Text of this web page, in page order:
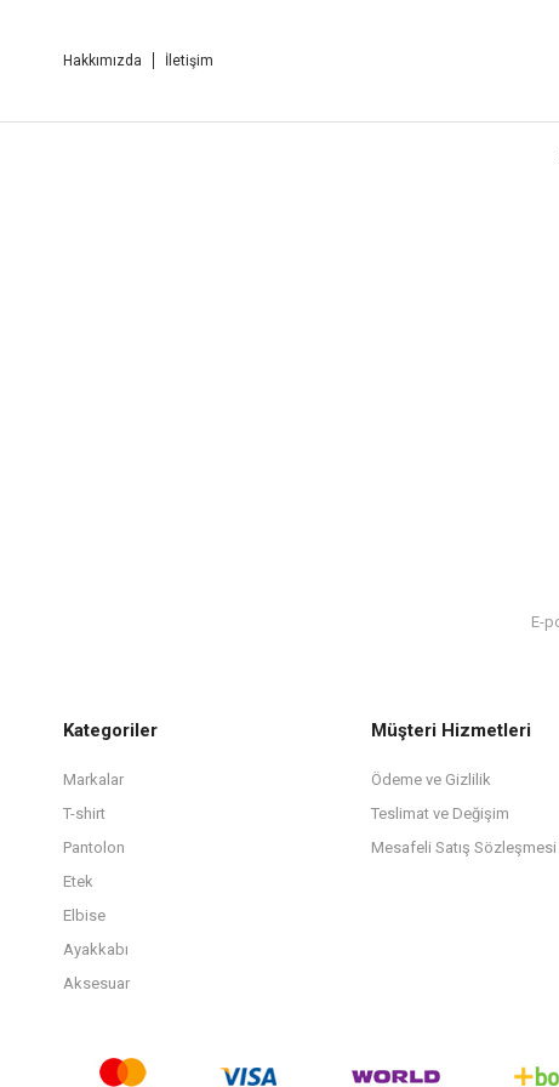
Hakkımızda İletişim
Kategoriler
Markalar
T-shirt
Pantolon
Etek
Elbise
Ayakkabı
Aksesuar
Müşteri Hizmetleri
Ödeme ve Gizlilik
Teslimat ve Değişim
Mesafeli Satış Sözleşmesi